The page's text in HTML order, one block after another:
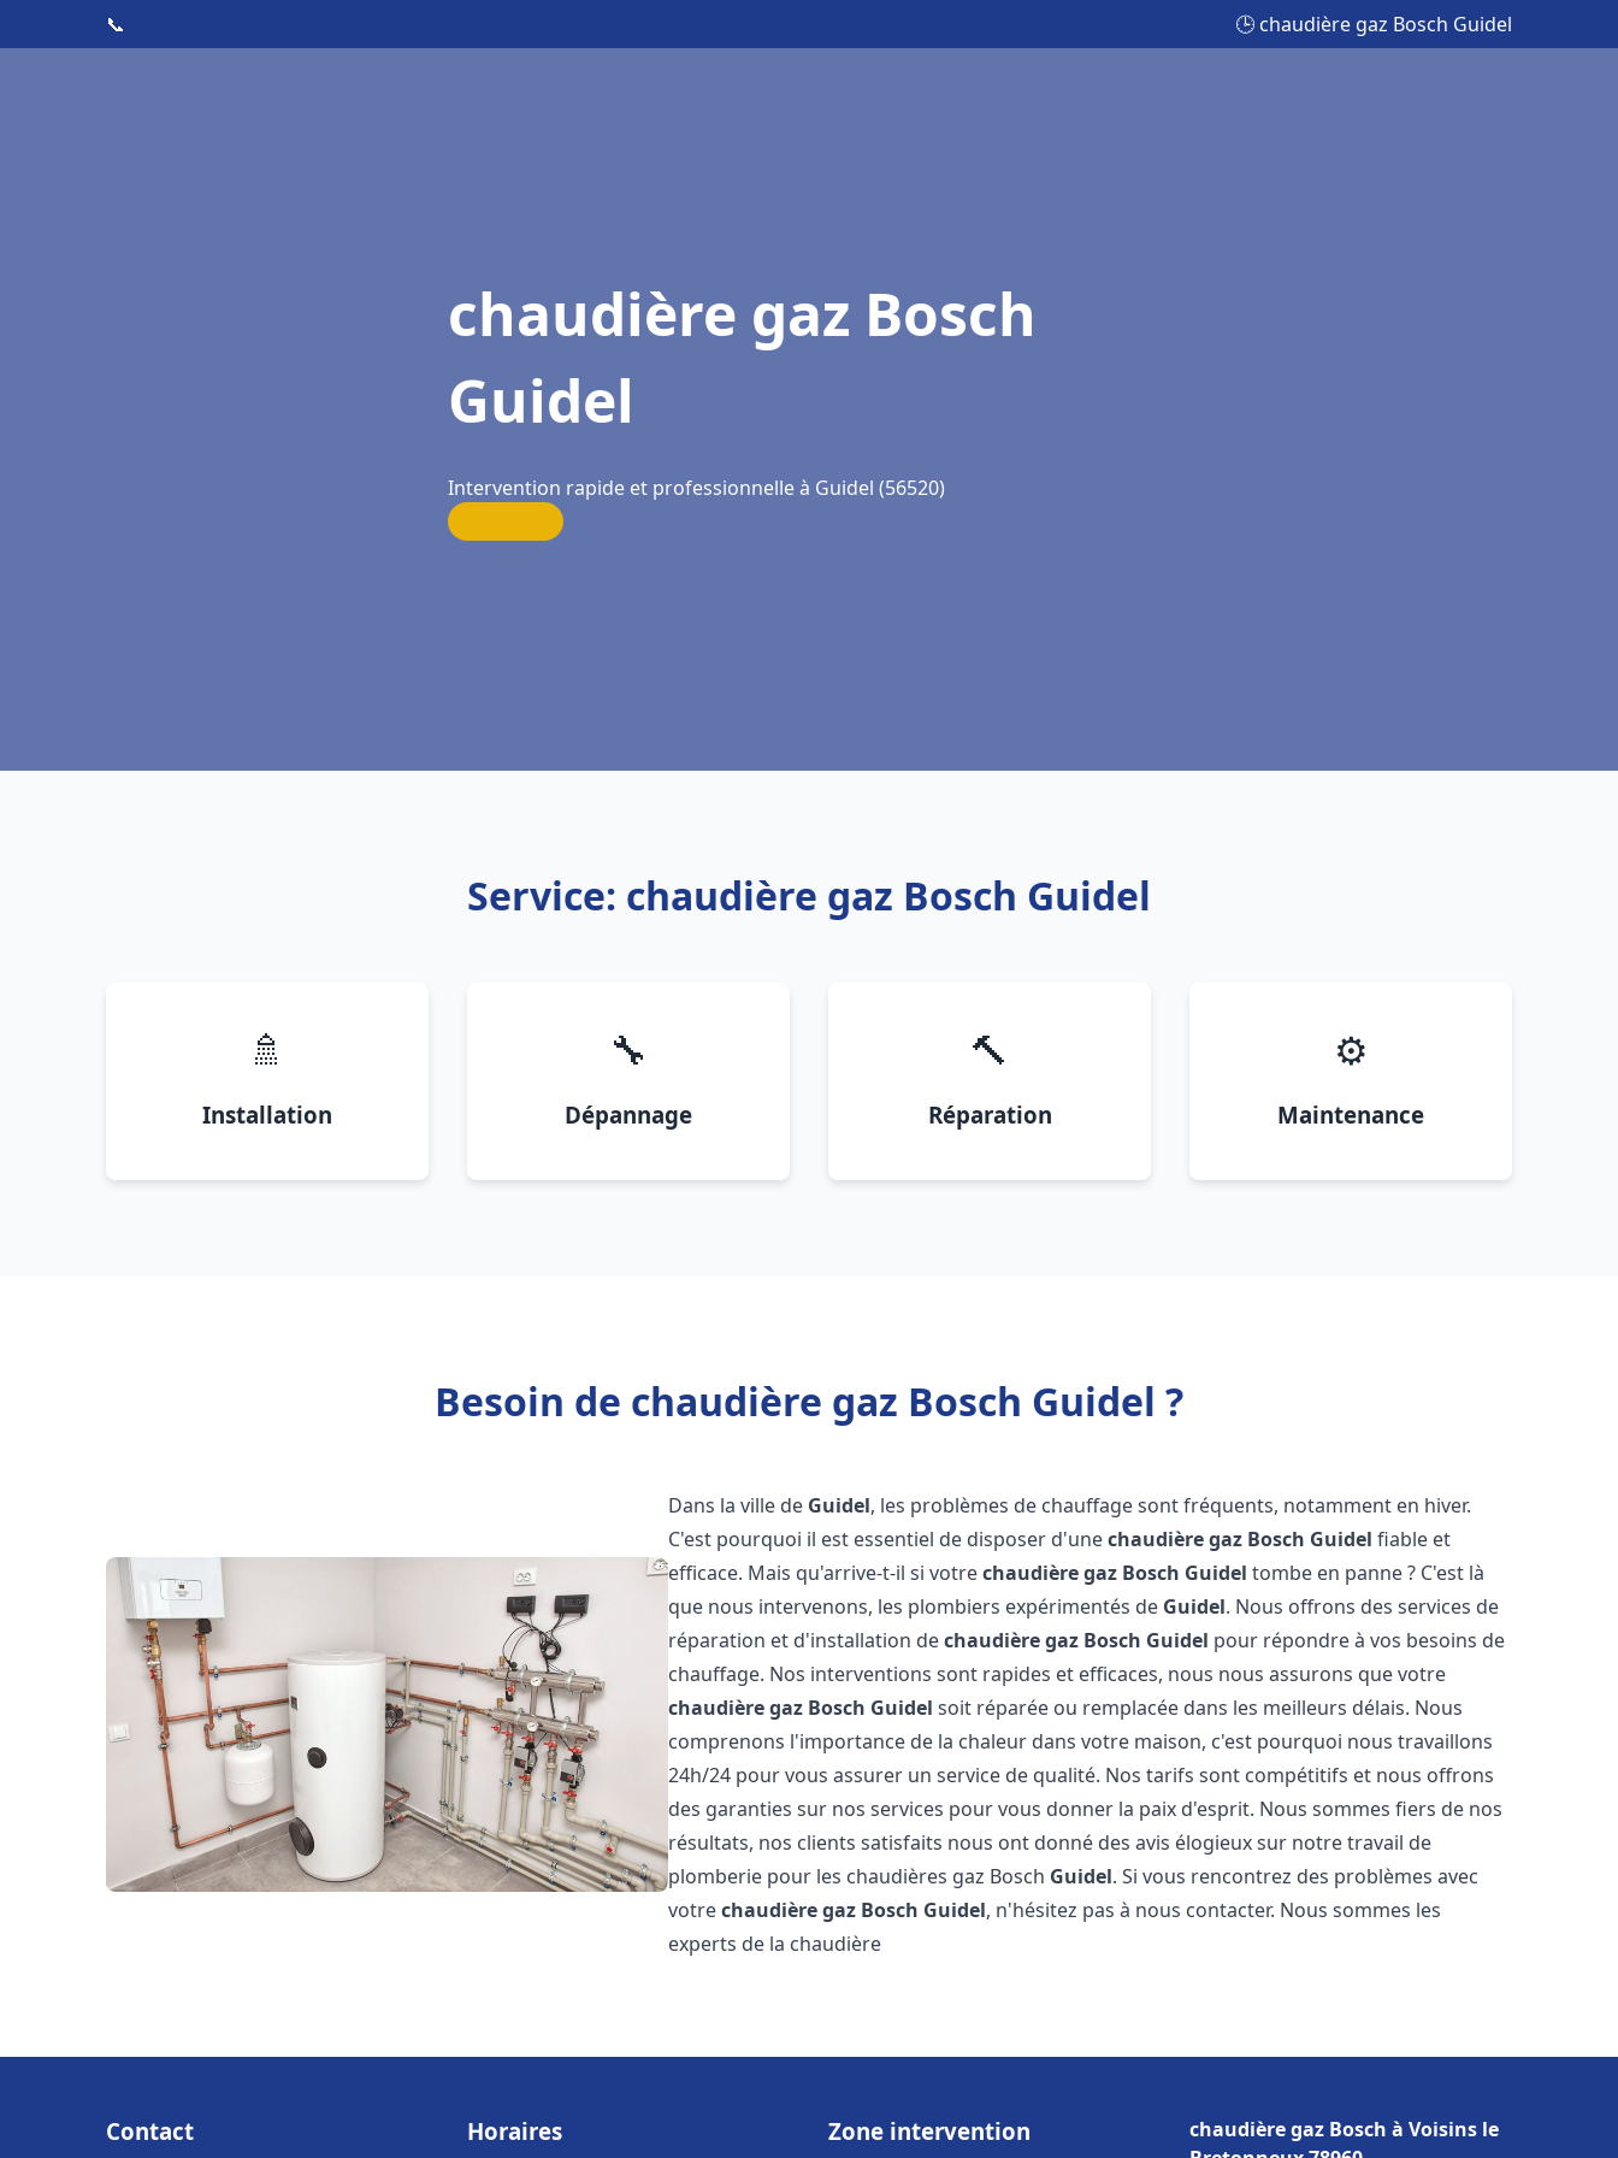
📞 🕒 chaudière gaz Bosch Guidel
chaudière gaz Bosch
Guidel
Intervention rapide et professionnelle à Guidel (56520)
Service: chaudière gaz Bosch Guidel
🚿
Installation
🔧
Dépannage
🔨
Réparation
⚙️
Maintenance
Besoin de chaudière gaz Bosch Guidel ?
Dans la ville de Guidel, les problèmes de chauffage sont fréquents, notamment en hiver.
C'est pourquoi il est essentiel de disposer d'unechaudière gaz Bosch Guidel fiable et
efficace. Mais qu'arrive-t-il si votrechaudière gaz Bosch Guidel tombe en panne ? C'est là
que nous intervenons, les plombiers expérimentés de Guidel. Nous offrons des services de
réparation et d'installation dechaudière gaz Bosch Guidel pour répondre à vos besoins de
chauffage. Nos interventions sont rapides et efficaces, nous nous assurons que votre
chaudière gaz Bosch Guidel soit réparée ou remplacée dans les meilleurs délais. Nous
comprenons l'importance de la chaleur dans votre maison, c'est pourquoi nous travaillons
24h/24 pour vous assurer un service de qualité. Nos tarifs sont compétitifs et nous offrons
des garanties sur nos services pour vous donner la paix d'esprit. Nous sommes fiers de nos
résultats, nos clients satisfaits nous ont donné des avis élogieux sur notre travail de
plomberie pour les chaudières gaz Bosch Guidel. Si vous rencontrez des problèmes avec
votrechaudière gaz Bosch Guidel, n'hésitez pas à nous contacter. Nous sommes les
experts de la chaudière
Contact Horaires Zone intervention
chaudière gaz Bosch à Voisins le